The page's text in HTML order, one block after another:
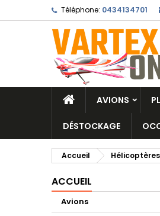
Téléphone: 0434134701
AVIONS
DÉSTOCKAGE
Accueil Hélicoptères
ACCUEIL
Avions